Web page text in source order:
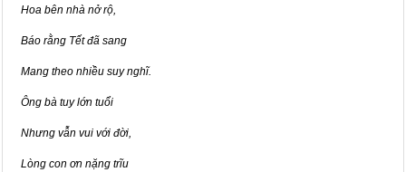
Hoa bên nhà nở rộ,
Báo rằng Tết đã sang
Mang theo nhiều suy nghĩ.
Ông bà tuy lớn tuổi
Nhưng vẫn vui với đời,
Lòng con ơn nặng trĩu